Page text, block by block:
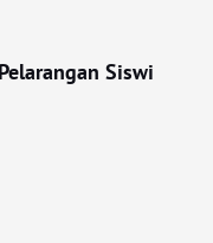
Siswi